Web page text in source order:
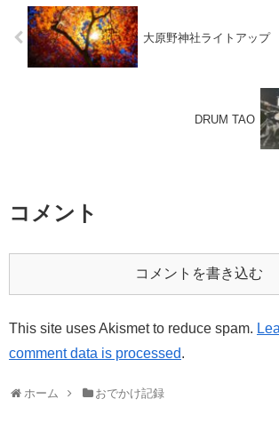
大原野神社ライトアップ
DRUM TAO
コメント
コメントを書き込む
This site uses Akismet to reduce spam.
comment data is processed.
ホーム おでかけ記録